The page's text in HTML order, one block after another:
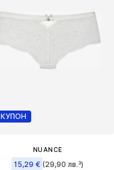
КУПОН
NUANCE
15,29 € (29,90 лв.³)